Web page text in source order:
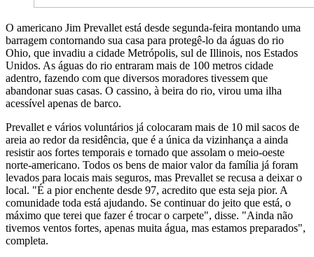
O americano Jim Prevallet está desde segunda-feira montando uma
barragem contornando sua casa para protegê-lo da águas do rio
Ohio, que invadiu a cidade Metrópolis, sul de Illinois, nos Estados
Unidos. As águas do rio entraram mais de 100 metros cidade
adentro, fazendo com que diversos moradores tivessem que
abandonar suas casas. O cassino, à beira do rio, virou uma ilha
acessível apenas de barco.
Prevallet e vários voluntários já colocaram mais de 10 mil sacos de
areia ao redor da residência, que é a única da vizinhança a ainda
resistir aos fortes temporais e tornado que assolam o meio-oeste
norte-americano. Todos os bens de maior valor da família já foram
levados para locais mais seguros, mas Prevallet se recusa a deixar o
local. "É a pior enchente desde 97, acredito que esta seja pior. A
comunidade toda está ajudando. Se continuar do jeito que está, o
máximo que terei que fazer é trocar o carpete", disse. "Ainda não
tivemos ventos fortes, apenas muita água, mas estamos preparados",
completa.